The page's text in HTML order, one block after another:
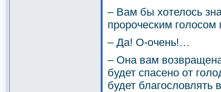
– Вам бы хотелось
пророческим
– Да! О-очень!…
– Она вам
будет спасено от
будет